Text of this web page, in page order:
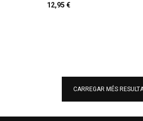
12,95 €
CARREGAR MÉS